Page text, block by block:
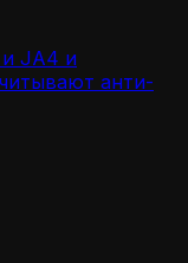
и JA4 и
анти-